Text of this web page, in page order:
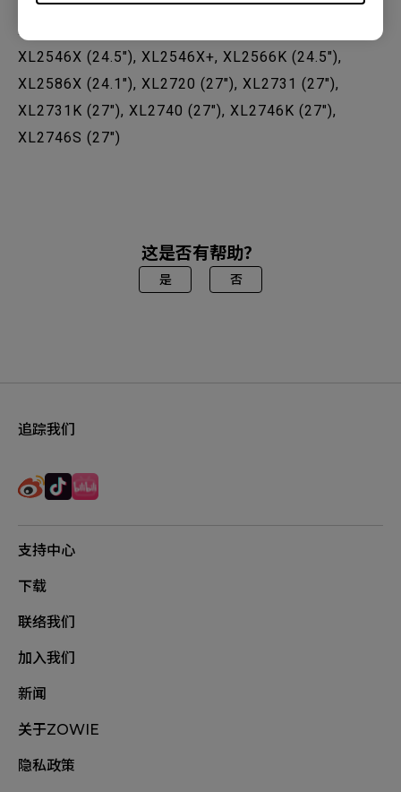
XL2546 (24.5"), XL2546K (24.5"), XL2546S (24.5"),
XL2546X (24.5"), XL2546X+, XL2566K (24.5"),
XL2586X (24.1"), XL2720 (27"), XL2731 (27"),
XL2731K (27"), XL2740 (27"), XL2746K (27"),
XL2746S (27")
这是否有帮助？
是 否
追踪我们
支持中心
下载
联络我们
加入我们
新闻
关于ZOWIE
隐私政策